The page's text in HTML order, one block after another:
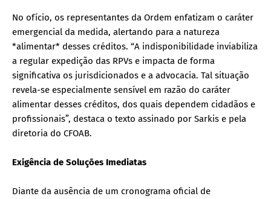
No ofício, os representantes da Ordem enfatizam o caráter
emergencial da medida, alertando para a natureza
*alimentar* desses créditos. “A indisponibilidade inviabiliza
a regular expedição das RPVs e impacta de forma
significativa os jurisdicionados e a advocacia. Tal situação
revela-se especialmente sensível em razão do caráter
alimentar desses créditos, dos quais dependem cidadãos e
profissionais”, destaca o texto assinado por Sarkis e pela
diretoria do CFOAB.
Exigência de Soluções Imediatas
Diante da ausência de um cronograma oficial de